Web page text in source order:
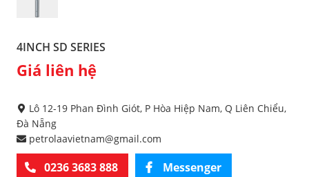
4INCH SD SERIES
Giá liên hệ
Lô 12-19 Phan Đình Giót, P Hòa Hiệp Nam, Q Liên Chiểu,
Đà Nẵng
petrolaavietnam@gmail.com
0236 3683 888 Messenger